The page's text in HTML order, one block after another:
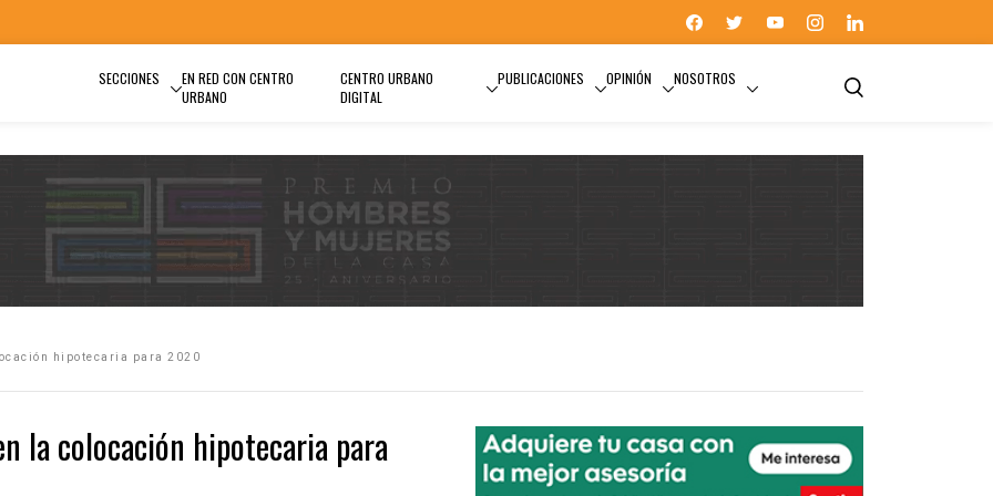
SECCIONES
EN RED CON CENTRO
URBANO
CENTRO URBANO
DIGITAL
PUBLICACIONES OPINIÓN NOSOTROS
hipotecaria para 2020
la colocación hipotecaria para